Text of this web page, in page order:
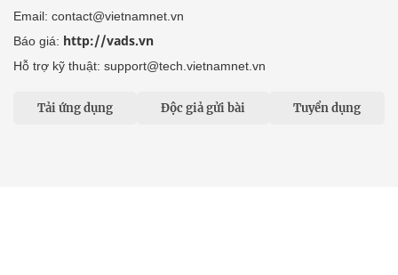
Email: contact@vietnamnet.vn
Báo giá: http://vads.vn
Hỗ trợ kỹ thuật: support@tech.vietnamnet.vn
Tải ứng dụng Độc giả gửi bài Tuyển dụng